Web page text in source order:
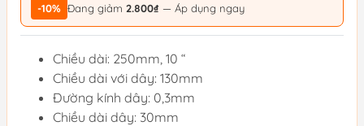
-10% Đang giảm 2.800₫ — Áp dụng ngay
Chiều dài: 250mm, 10 “
Chiều dài với dây: 130mm
Đường kính dây: 0,3mm
Chiều dài dây: 30mm